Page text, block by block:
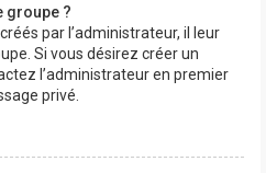
groupe ?
par l’administrateur, il leur
Si vous désirez créer un
l’administrateur en premier
privé.